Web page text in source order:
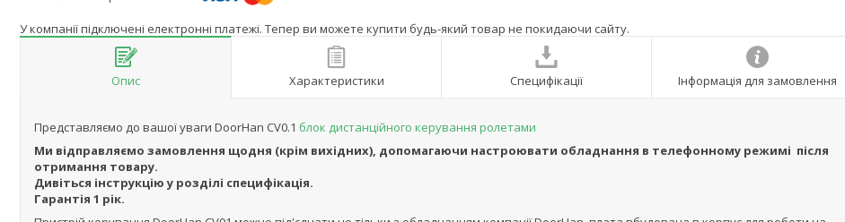
У компанії підключені електронні платежі. Тепер ви можете купити будь-який товар не покидаючи сайту.
Опис Характеристики Специфікації Інформація для замовлення
Представляємо до вашої уваги DoorHan CV0.1 блок дистанційного керування ролетами
Ми відправляємо замовлення щодня (крім вихідних), допомагаючи настроювати обладнання в телефонному режимі після
отримання товару.
Дивіться інструкцію у розділі специфікація.
Гарантія 1 рік.